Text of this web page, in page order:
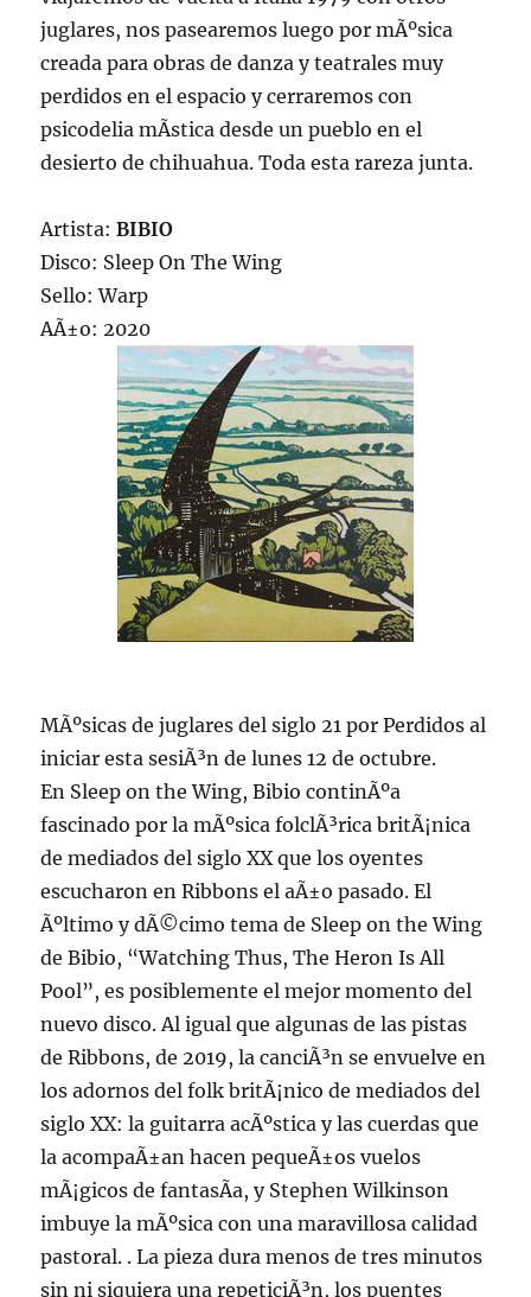
juglares, nos pasearemos luego por mÃºsica
creada para obras de danza y teatrales muy
perdidos en el espacio y cerraremos con
psicodelia mÃ­stica desde un pueblo en el
desierto de chihuahua. Toda esta rareza junta.
Artista:BIBIO
Disco: Sleep On The Wing
Sello: Warp
AÃ±o: 2020
MÃºsicas de juglares del siglo 21 por Perdidos al
iniciar esta sesiÃ³n de lunes 12 de octubre.
En Sleep on the Wing, Bibio continÃºa
fascinado por la mÃºsica folclÃ³rica britÃ¡nica
de mediados del siglo XX que los oyentes
escucharon en Ribbons el aÃ±o pasado. El
Ãºltimo y dÃ©cimo tema de Sleep on the Wing
de Bibio, “Watching Thus, The Heron Is All
Pool”, es posiblemente el mejor momento del
nuevo disco. Al igual que algunas de las pistas
de Ribbons, de 2019, la canciÃ³n se envuelve en
los adornos del folk britÃ¡nico de mediados del
siglo XX: la guitarra acÃºstica y las cuerdas que
la acompaÃ±an hacen pequeÃ±os vuelos
mÃ¡gicos de fantasÃ­a, y Stephen Wilkinson
imbuye la mÃºsica con una maravillosa calidad
pastoral. . La pieza dura menos de tres minutos
sin ni siquiera una repeticiÃ³n, los puentes